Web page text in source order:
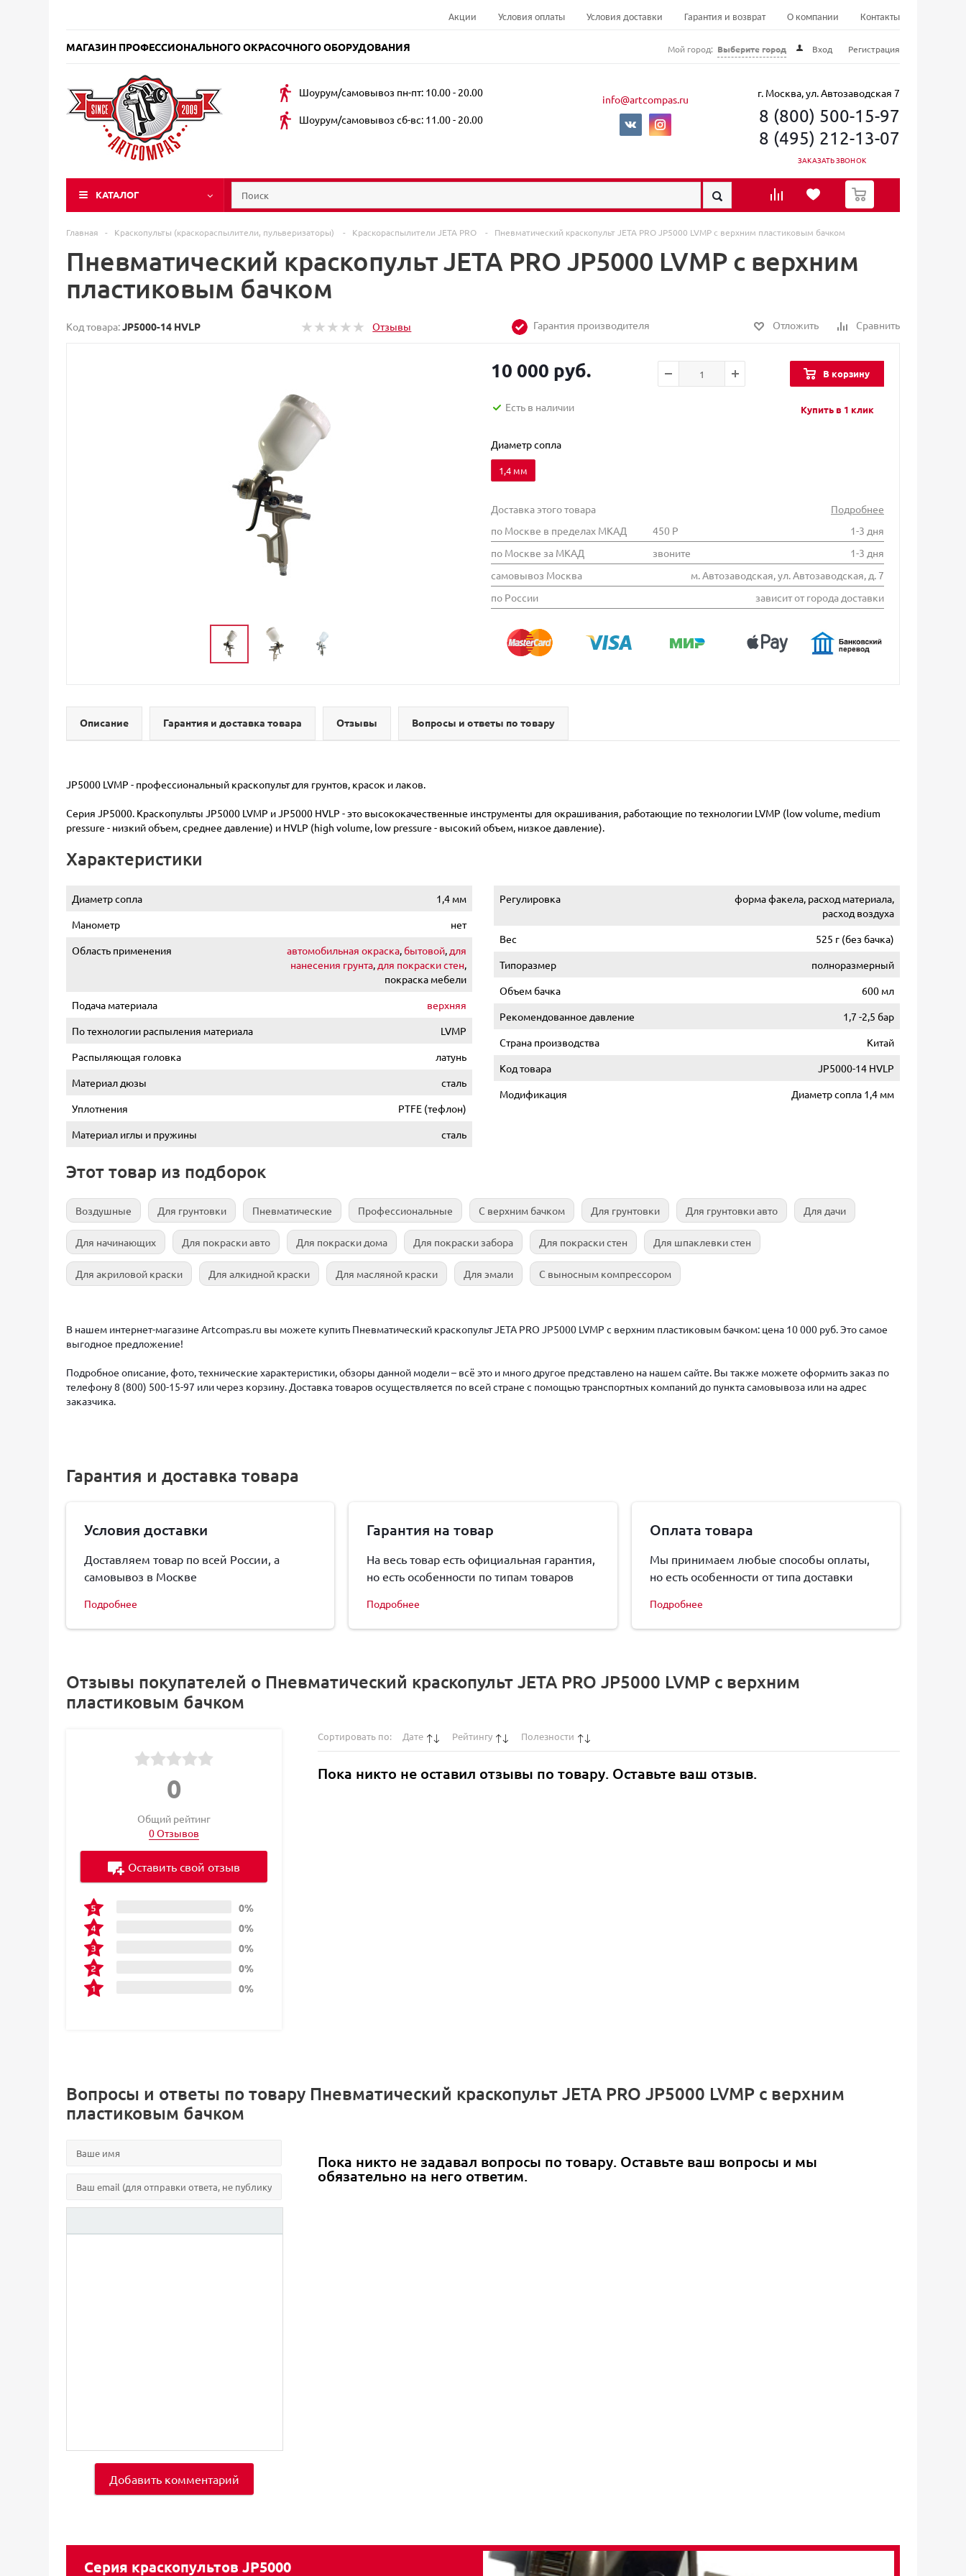
Акции Условия оплаты Условия доставки Гарантия и возврат О компании Контакты
МАГАЗИН ПРОФЕССИОНАЛЬНОГО ОКРАСОЧНОГО ОБОРУДОВАНИЯ Мой город: Выберите город Вход Регистрация
Шоурум/самовывоз пн-пт: 10.00 - 20.00
Шоурум/самовывоз сб-вс: 11.00 - 20.00
info@artcompas.ru г. Москва, ул. Автозаводская 7
8 (800) 500-15-97
8 (495) 212-13-07
ЗАКАЗАТЬ ЗВОНОК
КАТАЛОГ
0
Главная - Краскопульты (краскораспылители, пульверизаторы) - Краскораспылители JETA PRO - Пневматический краскопульт JETA PRO JP5000 LVMP c верхним пластиковым бачком
Пневматический краскопульт JETA PRO JP5000 LVMP c верхним
пластиковым бачком
Код товара:JP5000-14 HVLP Отзывы Гарантия производителя Отложить Сравнить
10 000 руб.
Есть в наличии
В корзину
Купить в 1 клик
Диаметр сопла
1,4 мм
Доставка этого товара
Подробнее
по Москве в пределах МКАД
450 Р
1-3 дня
по Москве за МКАД
звоните
1-3 дня
самовывоз Москва
м. Автозаводская, ул. Автозаводская, д. 7
по России
зависит от города доставки
Описание Гарантия и доставка товара Отзывы Вопросы и ответы по товару
JP5000 LVMP - профессиональный краскопульт для грунтов, красок и лаков.
Серия JP5000. Краскопульты JP5000 LVMP и JP5000 HVLP - это высококачественные инструменты для окрашивания, работающие по технологии LVMP (low volume, medium
pressure - низкий объем, среднее давление) и HVLP (high volume, low pressure - высокий объем, низкое давление).
Характеристики
Диаметр сопла
1,4 мм
Манометр
нет
Область применения
автомобильная окраска,бытовой, для
нанесения грунта, для покраски стен,
покраска мебели
Подача материала
верхняя
По технологии распыления материала
LVMP
Распыляющая головка
латунь
Материал дюзы
сталь
Уплотнения
PTFE (тефлон)
Материал иглы и пружины
сталь
Регулировка
форма факела, расход материала,
расход воздуха
Вес
525 г (без бачка)
Типоразмер
полноразмерный
Объем бачка
600 мл
Рекомендованное давление
1,7 -2,5 бар
Страна производства
Китай
Код товара
JP5000-14 HVLP
Модификация
Диаметр сопла 1,4 мм
Этот товар из подборок
Воздушные Для грунтовки Пневматические Профессиональные С верхним бачком Для грунтовки Для грунтовки авто Для дачи
Для начинающих Для покраски авто Для покраски дома Для покраски забора Для покраски стен Для шпаклевки стен
Для акриловой краски Для алкидной краски Для масляной краски Для эмали С выносным компрессором
В нашем интернет-магазине Artcompas.ru вы можете купить Пневматический краскопульт JETA PRO JP5000 LVMP c верхним пластиковым бачком: цена 10 000 руб. Это самое
выгодное предложение!
Подробное описание, фото, технические характеристики, обзоры данной модели – всё это и много другое представлено на нашем сайте. Вы также можете оформить заказ по
телефону 8 (800) 500-15-97 или через корзину. Доставка товаров осуществляется по всей стране с помощью транспортных компаний до пункта самовывоза или на адрес
заказчика.
Гарантия и доставка товара
Условия доставки
Доставляем товар по всей России, а
самовывоз в Москве
Подробнее
Гарантия на товар
На весь товар есть официальная гарантия,
но есть особенности по типам товаров
Подробнее
Оплата товара
Мы принимаем любые способы оплаты,
но есть особенности от типа доставки
Подробнее
Отзывы покупателей о Пневматический краскопульт JETA PRO JP5000 LVMP c верхним
пластиковым бачком
0
Общий рейтинг
0 Отзывов
0%
0%
0%
0%
0%
Оставить свой отзыв
Сортировать по: Дате Рейтингу Полезности
Пока никто не оставил отзывы по товару. Оставьте ваш отзыв.
Вопросы и ответы по товару Пневматический краскопульт JETA PRO JP5000 LVMP c верхним
пластиковым бачком
Добавить комментарий
Пока никто не задавал вопросы по товару. Оставьте ваш вопросы и мы
обязательно на него ответим.
Серия краскопультов JP5000